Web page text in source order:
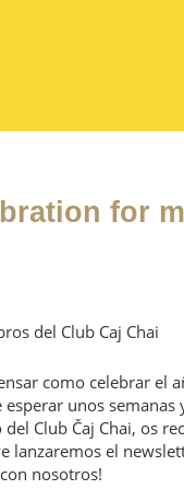
for
del Club Caj Chai
como celebrar el
unos
Club Čaj Chai, os
lanzaremos el
nosotros!